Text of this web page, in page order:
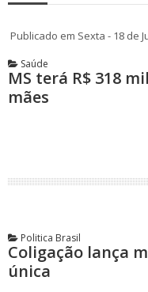
Publicado em Sexta - 18 de
Saúde
MS terá R$ 318
mães
Politica Brasil
Coligação lança
única